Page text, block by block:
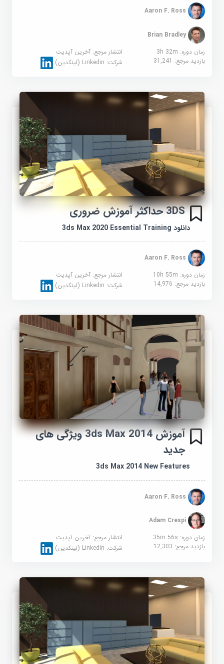
Aaron F. Ross
Brian Bradley
زمان دوره: 3h 32m
انتشار مرجع:آخرین آپدیت
بازدید مرجع:31,241 شرکت:Linkedin (لینکدین)
3DS حداکثر آموزش ضروری
دانلود 3ds Max 2020 Essential Training
Aaron F. Ross
زمان دوره: 10h 55m
انتشار مرجع:آخرین آپدیت
بازدید مرجع:14,976 شرکت:Linkedin (لینکدین)
آموزش 3ds Max 2014 ویژگی های
جدید
3ds Max 2014 New Features
Aaron F. Ross
Adam Crespi
زمان دوره: 35m 56s
انتشار مرجع:آخرین آپدیت
بازدید مرجع:12,303 شرکت:Linkedin (لینکدین)